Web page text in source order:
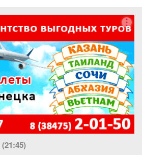
подтопляемый.
(21:45)